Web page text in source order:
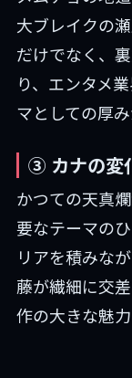
大ブレイクの
だけでなく、
り、エンタメ
マとしての厚み
③ カナの変
かつての天真
要なテーマの
リアを積みな
藤が繊細に交
作の大きな魅力